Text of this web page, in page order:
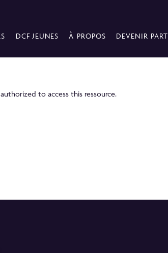
DCF JEUNES À PROPOS DEVENIR
to access this ressource.